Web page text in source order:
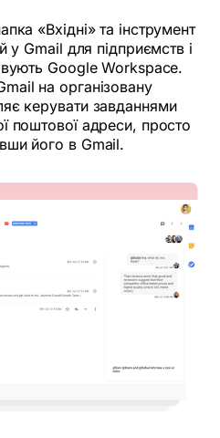
«Вхідні» та інструмент
у Gmail для підприємств і
Google Workspace.
на організовану
керувати завданнями
поштової адреси, просто
його в Gmail.